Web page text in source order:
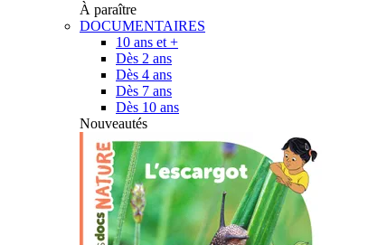
À paraître
DOCUMENTAIRES
10 ans et +
Dès 2 ans
Dès 4 ans
Dès 7 ans
Dès 10 ans
Nouveautés